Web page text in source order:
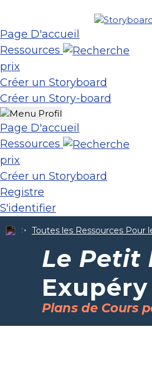
Page D'accueil
Ressources
prix
Créer un Storyboard
Créer un Story-board
Page D'accueil
Ressources
prix
Créer un Storyboard
Registre
S'identifier
Toutes les Ressources Pour
Le Petit
Exupéry
Plans de Cours